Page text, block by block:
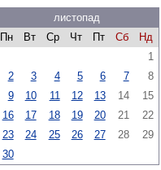
листопад
Пн
Вт Ср Чт Пт Сб
Нд
1
2
3 4 5 6 7
8
9
10 11 12 13 14
15
16
17 18 19 20 21
22
23
24 25 26 27 28
29
30